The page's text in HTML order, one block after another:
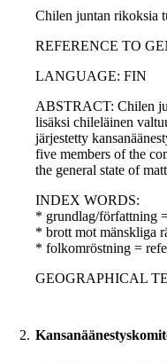
Chilen juntan rikoksia
REFERENCE TO
LANGUAGE: FIN
ABSTRACT: Chilen
lisäksi chileläinen
järjestetty
five members of the
the general state of
INDEX WORDS:
* grundlag/författning
* brott mot mänskliga
* folkomröstning =
GEOGRAPHICAL
2.